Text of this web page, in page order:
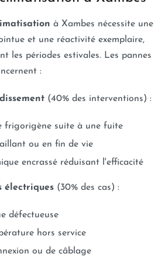
à Xambes nécessite une
et une réactivité exemplaire,
les périodes estivales. Les pannes
:
(40% des interventions) :
frigorigène suite à une fuite
ou en fin de vie
encrassé réduisant l'efficacité
électriques (30% des cas) :
défectueuse
hors service
ou de câblage